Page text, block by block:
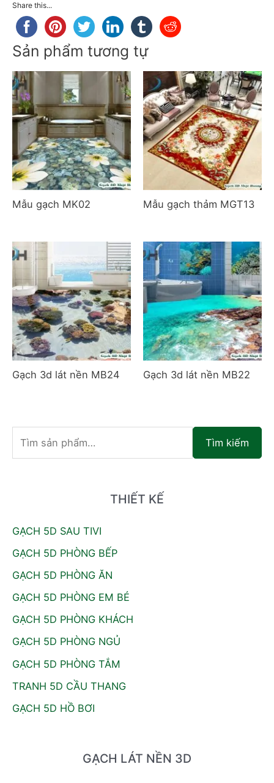
Share this...
Sản phẩm tương tự
Mẫu gạch MK02 Mẫu gạch thảm MGT13
Gạch 3d lát nền MB24 Gạch 3d lát nền MB22
ì
ế
m
:
Tìm kiếm
THIẾT KẾ
GẠCH 5D SAU TIVI
GẠCH 5D PHÒNG BẾP
GẠCH 5D PHÒNG ĂN
GẠCH 5D PHÒNG EM BÉ
GẠCH 5D PHÒNG KHÁCH
GẠCH 5D PHÒNG NGỦ
GẠCH 5D PHÒNG TẮM
TRANH 5D CẦU THANG
GẠCH 5D HỒ BƠI
GẠCH LÁT NỀN 3D